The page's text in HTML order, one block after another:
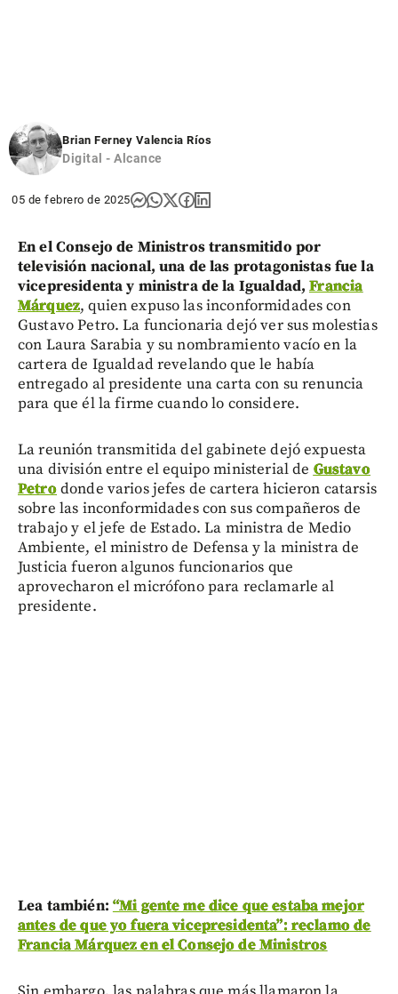
Brian Ferney Valencia Ríos
Digital - Alcance
05 de febrero de 2025
En el Consejo de Ministros transmitido por
televisión nacional, una de las protagonistas fue la
vicepresidenta y ministra de la Igualdad,Francia
Márquez, quien expuso las inconformidades con
Gustavo Petro. La funcionaria dejó ver sus molestias
con Laura Sarabia y su nombramiento vacío en la
cartera de Igualdad revelando que le había
entregado al presidente una carta con su renuncia
para que él la firme cuando lo considere.
La reunión transmitida del gabinete dejó expuesta
una división entre el equipo ministerial de Gustavo
Petrodonde varios jefes de cartera hicieron catarsis
sobre las inconformidades con sus compañeros de
trabajo y el jefe de Estado. La ministra de Medio
Ambiente, el ministro de Defensa y la ministra de
Justicia fueron algunos funcionarios que
aprovecharon el micrófono para reclamarle al
presidente.
Lea también: “Mi gente me dice que estaba mejor
antes de que yo fuera vicepresidenta”: reclamo de
Francia Márquez en el Consejo de Ministros